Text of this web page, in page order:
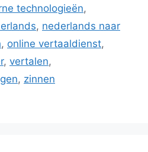
technologieën,
, nederlands naar
, online vertaaldienst,
, vertalen,
, zinnen